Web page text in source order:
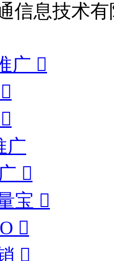
信息技术
广
广
宝